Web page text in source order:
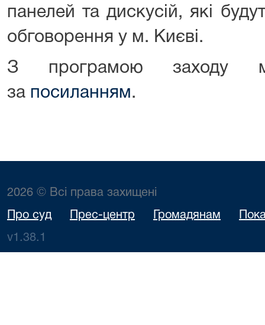
панелей та дискусій, які
обговорення у м. Києві.
З програмою заходу
за посиланням.
2026 © Всі права захищені
Про суд Прес-центр Громадянам
v1.38.1